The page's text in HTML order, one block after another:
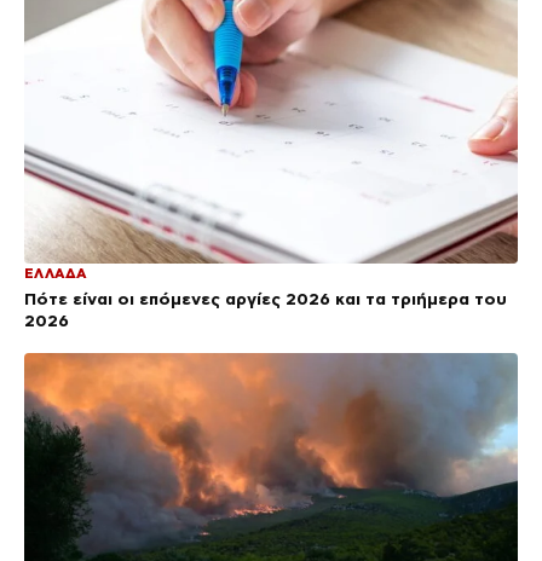
ΕΛΛΑΔΑ
Πότε είναι οι επόμενες αργίες 2026 και τα τριήμερα του
2026